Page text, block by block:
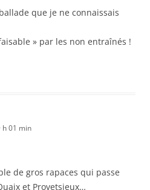
que je ne connaissais
» par les non entraînés !
h 01 min
de gros rapaces qui passe
et Provetsieux…